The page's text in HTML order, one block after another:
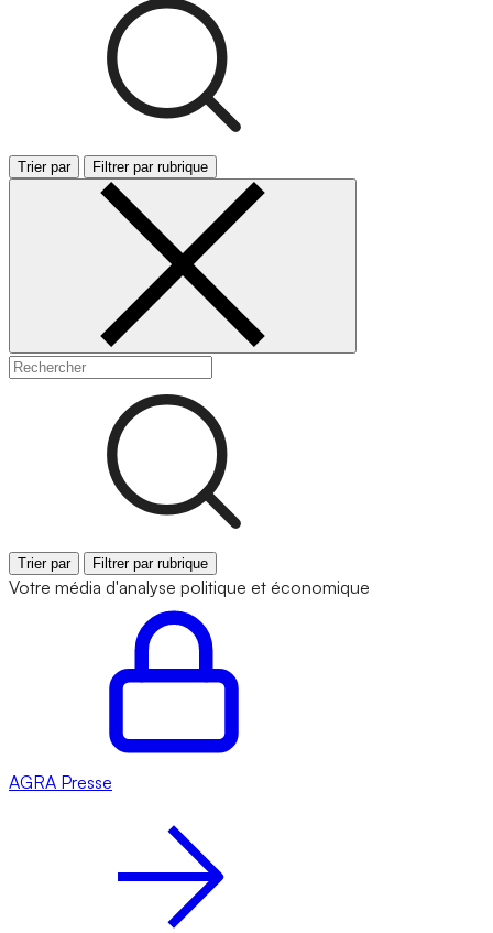
Trier par Filtrer par rubrique
Trier par Filtrer par rubrique
Votre média d'analyse politique et économique
AGRA Presse